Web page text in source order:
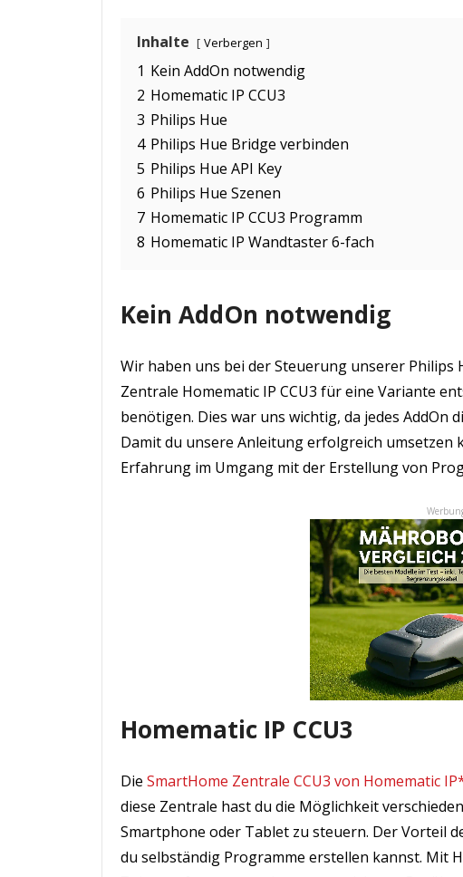
Inhalte Verbergen
1 Kein AddOn notwendig
2 Homematic IP CCU3
3 Philips Hue
4 Philips Hue Bridge verbinden
5 Philips Hue API Key
6 Philips Hue Szenen
7 Homematic IP CCU3 Programm
8 Homematic IP Wandtaster 6-fach
Kein AddOn notwendig
Wir haben uns bei der Steuerung unserer Philips
Zentrale Homematic IP CCU3 für eine Variante
benötigen. Dies war uns wichtig, da jedes AddOn
Damit du unsere Anleitung erfolgreich umsetzen
Erfahrung im Umgang mit der Erstellung von
Homematic IP CCU3
Die SmartHome Zentrale CCU3 von Homematic
diese Zentrale hast du die Möglichkeit
Smartphone oder Tablet zu steuern. Der Vorteil
du selbständig Programme erstellen kannst. Mit